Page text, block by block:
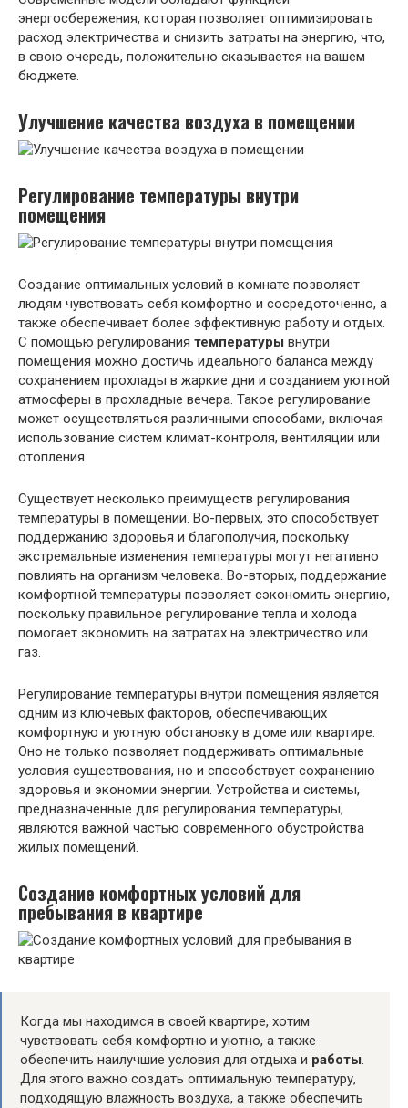
энергосбережения, которая позволяет оптимизировать
расход электричества и снизить затраты на энергию, что,
в свою очередь, положительно сказывается на вашем
бюджете.
Улучшение качества воздуха в помещении
Регулирование температуры внутри
помещения
Создание оптимальных условий в комнате позволяет
людям чувствовать себя комфортно и сосредоточенно, а
также обеспечивает более эффективную работу и отдых.
С помощью регулирования температуры внутри
помещения можно достичь идеального баланса между
сохранением прохлады в жаркие дни и созданием уютной
атмосферы в прохладные вечера. Такое регулирование
может осуществляться различными способами, включая
использование систем климат-контроля, вентиляции или
отопления.
Существует несколько преимуществ регулирования
температуры в помещении. Во-первых, это способствует
поддержанию здоровья и благополучия, поскольку
экстремальные изменения температуры могут негативно
повлиять на организм человека. Во-вторых, поддержание
комфортной температуры позволяет сэкономить энергию,
поскольку правильное регулирование тепла и холода
помогает экономить на затратах на электричество или
газ.
Регулирование температуры внутри помещения является
одним из ключевых факторов, обеспечивающих
комфортную и уютную обстановку в доме или квартире.
Оно не только позволяет поддерживать оптимальные
условия существования, но и способствует сохранению
здоровья и экономии энергии. Устройства и системы,
предназначенные для регулирования температуры,
являются важной частью современного обустройства
жилых помещений.
Создание комфортных условий для
пребывания в квартире
Когда мы находимся в своей квартире, хотим
чувствовать себя комфортно и уютно, а также
обеспечить наилучшие условия для отдыха и работы.
Для этого важно создать оптимальную температуру,
подходящую влажность воздуха, а также обеспечить